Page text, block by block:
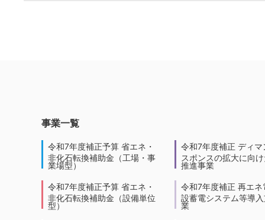
事業一覧
令和7年度補正予算 省エネ・
非化石転換補助金（工場・事
業場型）
令和7年度補正予算 省エネ・
非化石転換補助金（設備単位
型）
令和7年度補正 ディマ
スポンスの拡大に向
推進事業
令和7年度補正 再エネ
設蓄電システム等導
業